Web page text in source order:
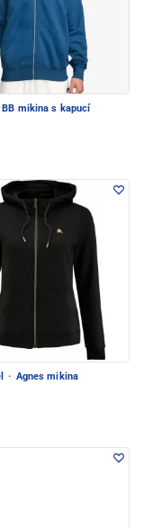
BB mikina s kapucí
· Agnes mikina